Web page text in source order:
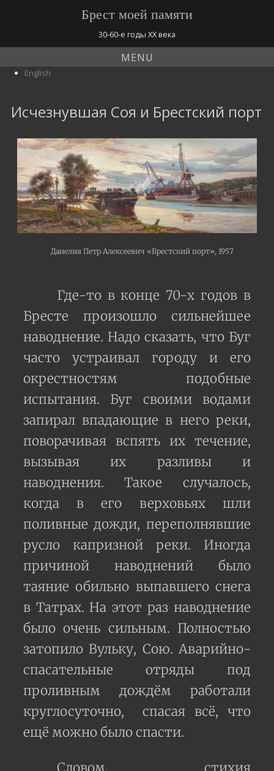
Брест моей памяти
30-60-е годы ХХ века
MENU
English
Исчезнувшая Соя и Брестский порт
Данелия Петр Алексеевич «Брестский порт», 1957
Где-то в конце 70-х годов в
Бресте произошло сильнейшее
наводнение. Надо сказать, что Буг
часто устраивал городу и его
окрестностям подобные
испытания. Буг своими водами
запирал впадающие в него реки,
поворачивая вспять их течение,
вызывая их разливы и
наводнения. Такое случалось,
когда в его верховьях шли
поливные дожди, переполнявшие
русло капризной реки. Иногда
причиной наводнений было
таяние обильно выпавшего снега
в Татрах. На этот раз наводнение
было очень сильным. Полностью
затопило Вульку, Сою. Аварийно-
спасательные отряды под
проливным дождём работали
круглосуточно, спасая всё, что
ещё можно было спасти.
Словом, стихия